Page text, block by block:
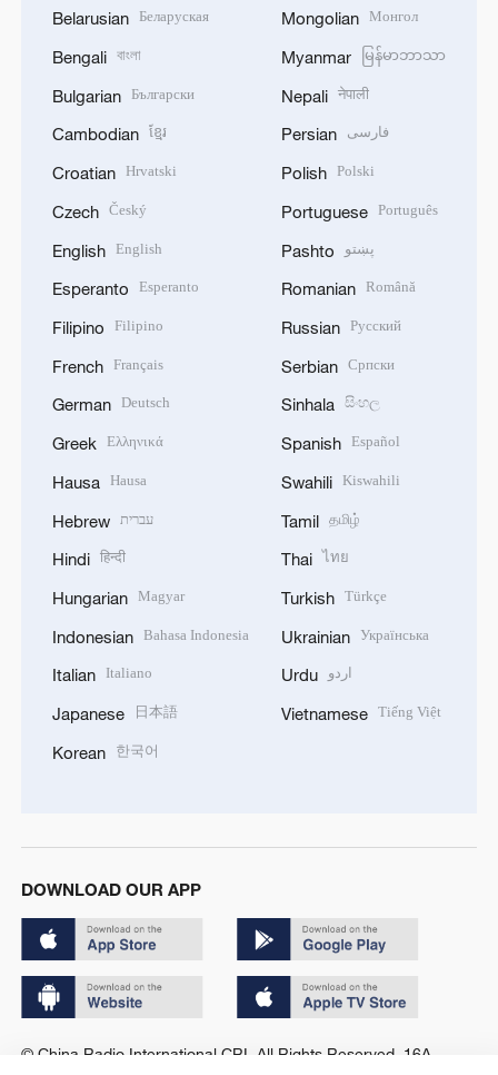
Belarusian Беларуская
Bengali বাংলা
Bulgarian Български
Cambodian ខ្មែរ
Croatian Hrvatski
Czech Český
English English
Esperanto Esperanto
Filipino Filipino
French Français
German Deutsch
Greek Ελληνικά
Hausa Hausa
Hebrew עברית
Hindi हिन्दी
Hungarian Magyar
Indonesian Bahasa Indonesia
Italian Italiano
Japanese 日本語
Korean 한국어
Mongolian Монгол
Myanmar မြန်မာဘာသာ
Nepali नेपाली
Persian فارسی
Polish Polski
Portuguese Português
Pashto پښتو
Romanian Română
Russian Русский
Serbian Српски
Sinhala සිංහල
Spanish Español
Swahili Kiswahili
Tamil தமிழ்
Thai ไทย
Turkish Türkçe
Ukrainian Українська
Urdu اردو
Vietnamese Tiếng Việt
DOWNLOAD OUR APP
© China Radio International.CRI. All Rights Reserved. 16A